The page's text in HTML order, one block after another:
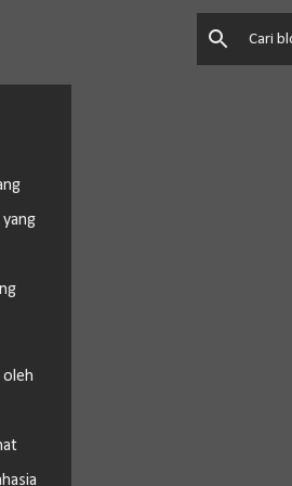
oleh